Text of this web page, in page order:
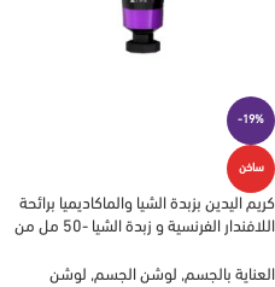
-19%
ساخن
كريم اليدين بزبدة الشيا والماكاديميا برائحة
اللافندار الفرنسية و زبدة الشيا -50 مل من
العناية بالجسم, لوشن الجسم, لوشن